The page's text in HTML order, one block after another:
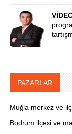
PAZARLAR
Muğla merkez ve
Bodrum ilçesi ve